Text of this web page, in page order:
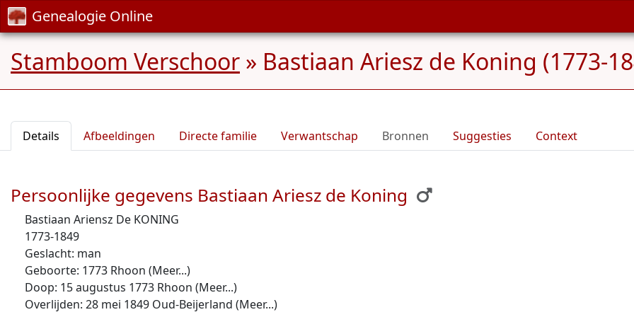
Genealogie Online
Stamboom Verschoor » Bastiaan Ariesz de Koning (1773-
Details Afbeeldingen Directe familie Verwantschap Bronnen Suggesties Context
Persoonlijke gegevens Bastiaan Ariesz de Koning
Bastiaan Ariensz De KONING
1773-1849
Geslacht: man
Geboorte: 1773 Rhoon (Meer...)
Doop: 15 augustus 1773 Rhoon (Meer...)
Overlijden: 28 mei 1849 Oud-Beijerland (Meer...)